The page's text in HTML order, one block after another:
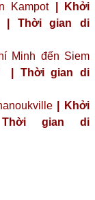
Kampot
| Khởi
| Thời gian di
Minh đến Siem
| Thời gian di
| Khởi
gian di